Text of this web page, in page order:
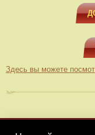
Здесь вы можете